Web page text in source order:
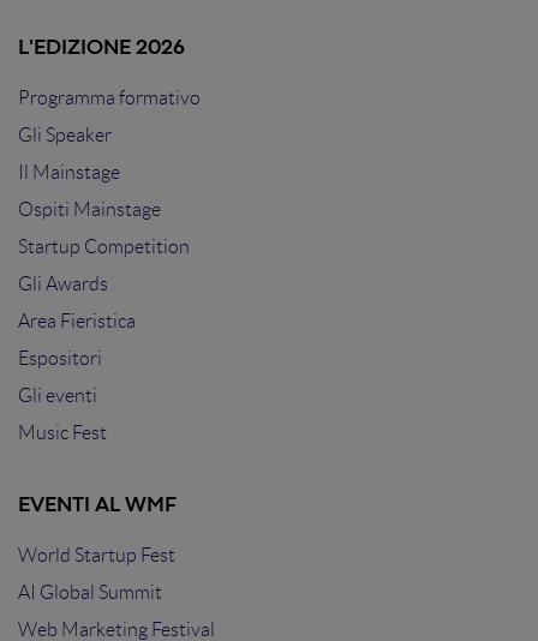
L'EDIZIONE 2026
Programma formativo
Gli Speaker
Il Mainstage
Ospiti Mainstage
Startup Competition
Gli Awards
Area Fieristica
Espositori
Gli eventi
Music Fest
EVENTI AL WMF
World Startup Fest
AI Global Summit
Web Marketing Festival